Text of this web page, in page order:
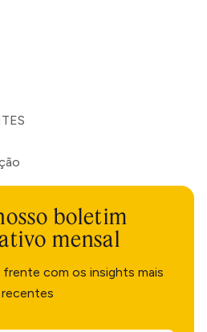
boletim
mensal
frente com os insights mais
recentes